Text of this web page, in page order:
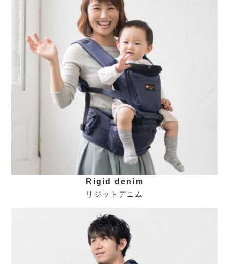
Rigid denim
リジットデニム